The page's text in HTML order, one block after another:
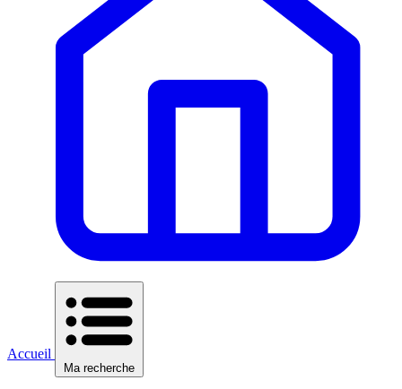
Accueil
Ma recherche